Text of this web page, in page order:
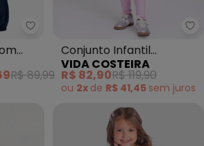
Rovi Kids - Conjunto Blusão
R$ 89,99
Conjunto Infantil
Cropped no Bad Days
(Off-White)
VIDA COSTEIRA
R$ 82,90R$ 119,90
ou 2x de R$ 41,45 sem juros